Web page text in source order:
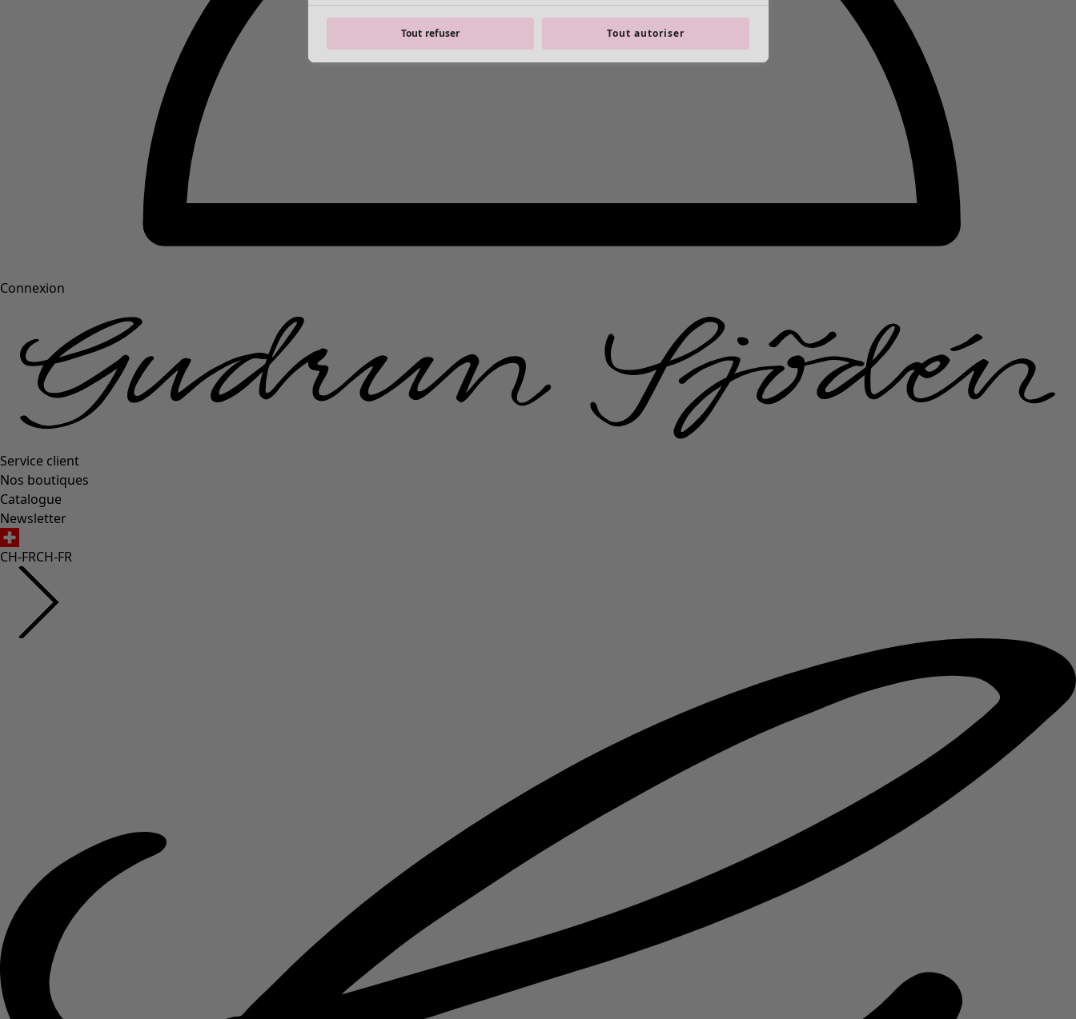
Connexion
Service client
Nos boutiques
Catalogue
Newsletter
CH-FRCH-FR
Tout refuser Tout autoriser